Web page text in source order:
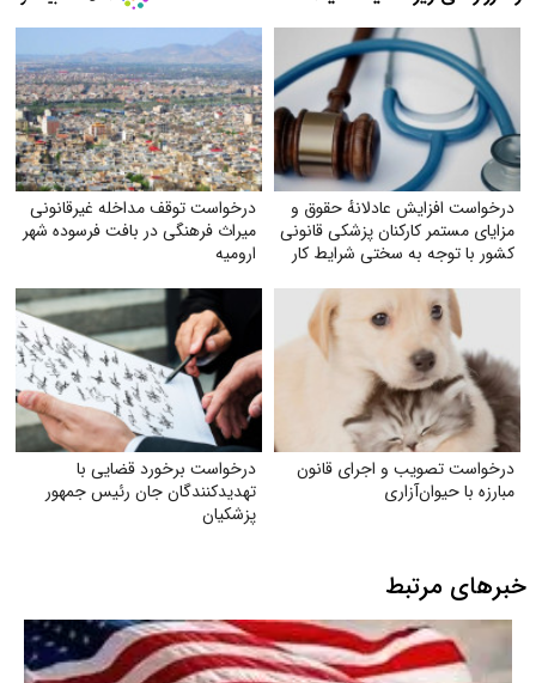
درخواست افزایش عادلانهٔ حقوق و
مزایای مستمر کارکنان پزشکی قانونی
کشور با توجه به سختی شرایط کار
درخواست توقف مداخله غیرقانونی
میراث فرهنگی در بافت فرسوده شهر
ارومیه
درخواست تصویب و اجرای قانون
مبارزه با حیوان‌آزاری
درخواست برخورد قضایی با
تهدید‌کنندگان جان رئیس جمهور
پزشکیان
خبرهای مرتبط